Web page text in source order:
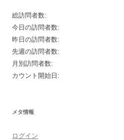
総訪問者数:
今日の訪問者数:
昨日の訪問者数:
先週の訪問者数:
月別訪問者数:
カウント開始日:
メタ情報
ログイン